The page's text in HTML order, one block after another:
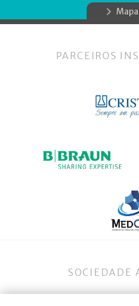
PARCEIROS
SOCIEDADE